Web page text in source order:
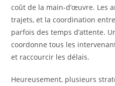
coût de la main-d’œuvre. Les
trajets, et la coordination
parfois des temps d’attente.
coordonne tous les
et raccourcir les délais.
Heureusement, plusieurs